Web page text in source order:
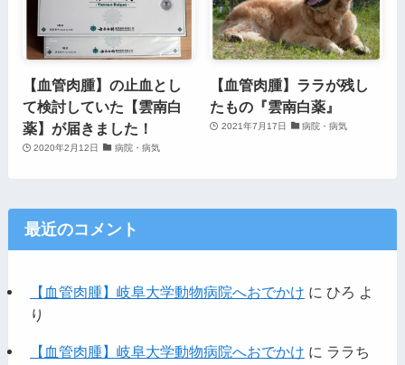
【血管肉腫】の止血とし
て検討していた【雲南白
薬】が届きました！
2020年2月12日 病院・病気
【血管肉腫】ララが残し
たもの『雲南白薬』
2021年7月17日 病院・病気
最近のコメント
【血管肉腫】岐阜大学動物病院へおでかけ に ひろ よ
り
【血管肉腫】岐阜大学動物病院へおでかけ に ララち